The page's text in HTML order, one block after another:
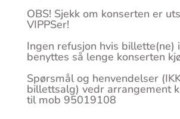
OBS! Sjekk om konserten er
VIPPSer!
Ingen refusjon hvis billette(ne)
benyttes så lenge konserten
Spørsmål og henvendelser
billettsalg) vedr arrangement
til mob 95019108